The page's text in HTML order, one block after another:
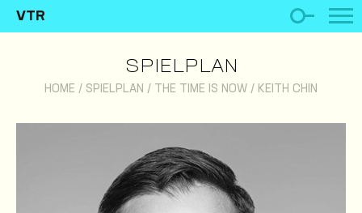
VTR
SPIELPLAN
HOME / SPIELPLAN / THE TIME IS NOW / KEITH CHIN